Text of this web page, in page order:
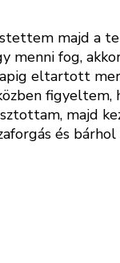
majd a
menni fog,
eltartott
figyeltem,
majd
és